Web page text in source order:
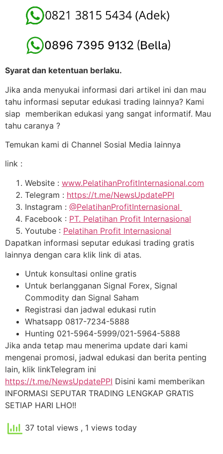
Syarat dan ketentuan berlaku.
Jika anda menyukai informasi dari artikel ini dan mau
tahu informasi seputar edukasi trading lainnya? Kami
siap memberikan edukasi yang sangat informatif. Mau
tahu caranya ?
Temukan kami di Channel Sosial Media lainnya
link :
Website : www.PelatihanProfitInternasional.com
Telegram : https://t.me/NewsUpdatePPI
Instagram : @PelatihanProfitInternasional
Facebook : PT. Pelatihan Profit Internasional
Youtube : Pelatihan Profit Internasional
Dapatkan informasi seputar edukasi trading gratis
lainnya dengan cara klik link di atas.
Untuk konsultasi online gratis
Untuk berlangganan Signal Forex, Signal
Commodity dan Signal Saham
Registrasi dan jadwal edukasi rutin
Whatsapp 0817-7234-5888
Hunting 021-5964-5999/021-5964-5888
Jika anda tetap mau menerima update dari kami
mengenai promosi, jadwal edukasi dan berita penting
lain, klik linkTelegram ini
https://t.me/NewsUpdatePPI Disini kami memberikan
INFORMASI SEPUTAR TRADING LENGKAP GRATIS
SETIAP HARI LHO!!
37 total views , 1 views today